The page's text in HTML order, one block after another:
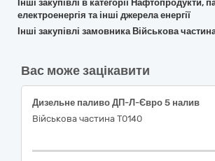
Інші закупівлі в категорії Нафтопродукти,
електроенергія та інші джерела енергії
Інші закупівлі замовника Військова
Вас може зацікавити
Дизельне паливо ДП-Л-Євро 5 налив
Військова частина Т0140